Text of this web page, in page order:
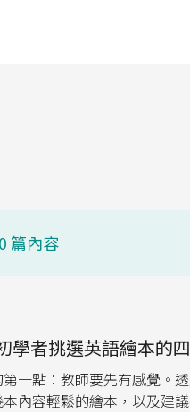
篇內容
學者挑選英語繪本的四
一點：教師要先有感覺。
內容輕鬆的繪本，以及建